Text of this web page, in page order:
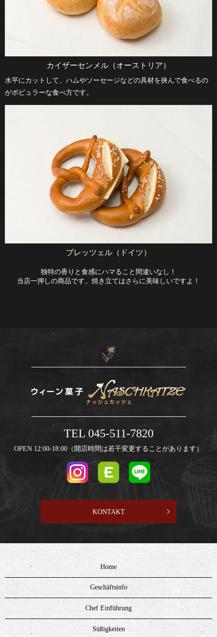
カイザーセンメル（オーストリア）
水平にカットして、ハムやソーセージなどの具材を挟んで食べるの
がポピュラーな食べ方です。
ブレッツェル（ドイツ）
独特の香りと食感にハマること間違いなし！
当店一押しの商品です。焼き立てはさらに美味しいですよ！
TEL 045-511-7820
OPEN 12:00-18:00（開店時間は若干変更することがあります）
KONTAKT
Home
Geschäftsinfo
Chef Einführung
Süßigkeiten